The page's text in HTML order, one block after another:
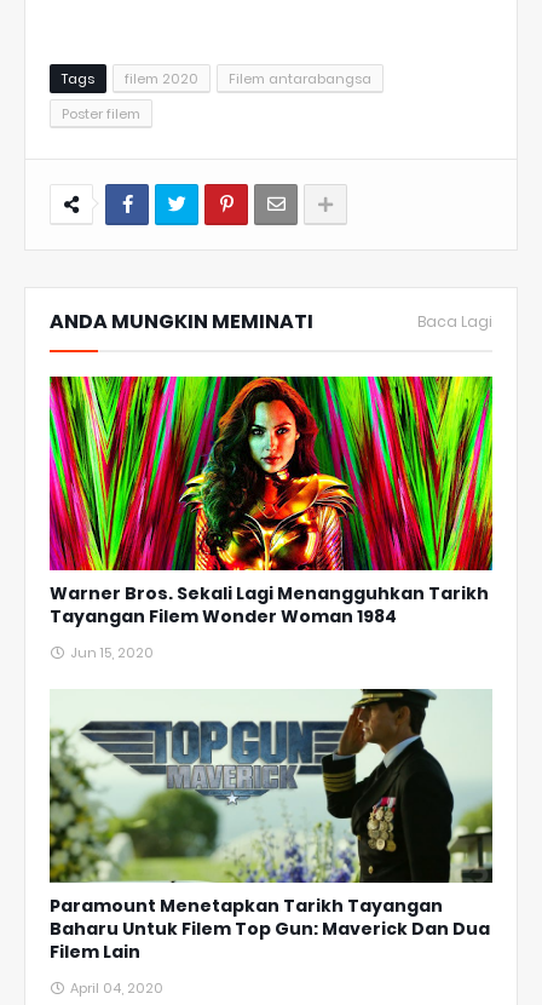
Tags filem 2020
Filem antarabangsa
Poster filem
ANDA MUNGKIN MEMINATI Baca Lagi
Warner Bros. Sekali Lagi Menangguhkan Tarikh
Tayangan Filem Wonder Woman 1984
Jun 15, 2020
Paramount Menetapkan Tarikh Tayangan
Baharu Untuk Filem Top Gun: Maverick Dan Dua
Filem Lain
April 04, 2020